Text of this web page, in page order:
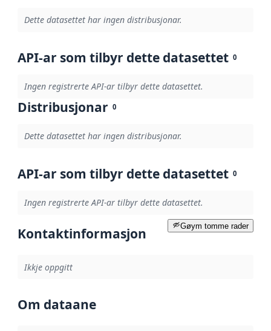
Dette datasettet har ingen distribusjonar.
API-ar som tilbyr dette datasettet 0
Ingen registrerte API-ar tilbyr dette datasettet.
Distribusjonar 0
Dette datasettet har ingen distribusjonar.
API-ar som tilbyr dette datasettet 0
Ingen registrerte API-ar tilbyr dette datasettet.
Gøym tomme rader
Kontaktinformasjon
Ikkje oppgitt
Om dataane